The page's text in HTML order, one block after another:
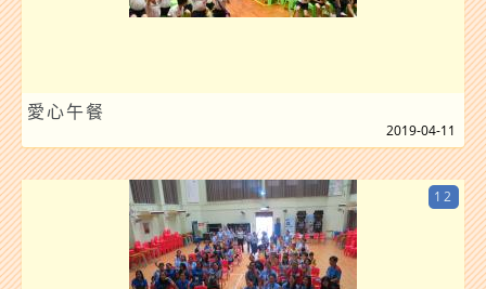
愛心午餐
2019-04-11
12